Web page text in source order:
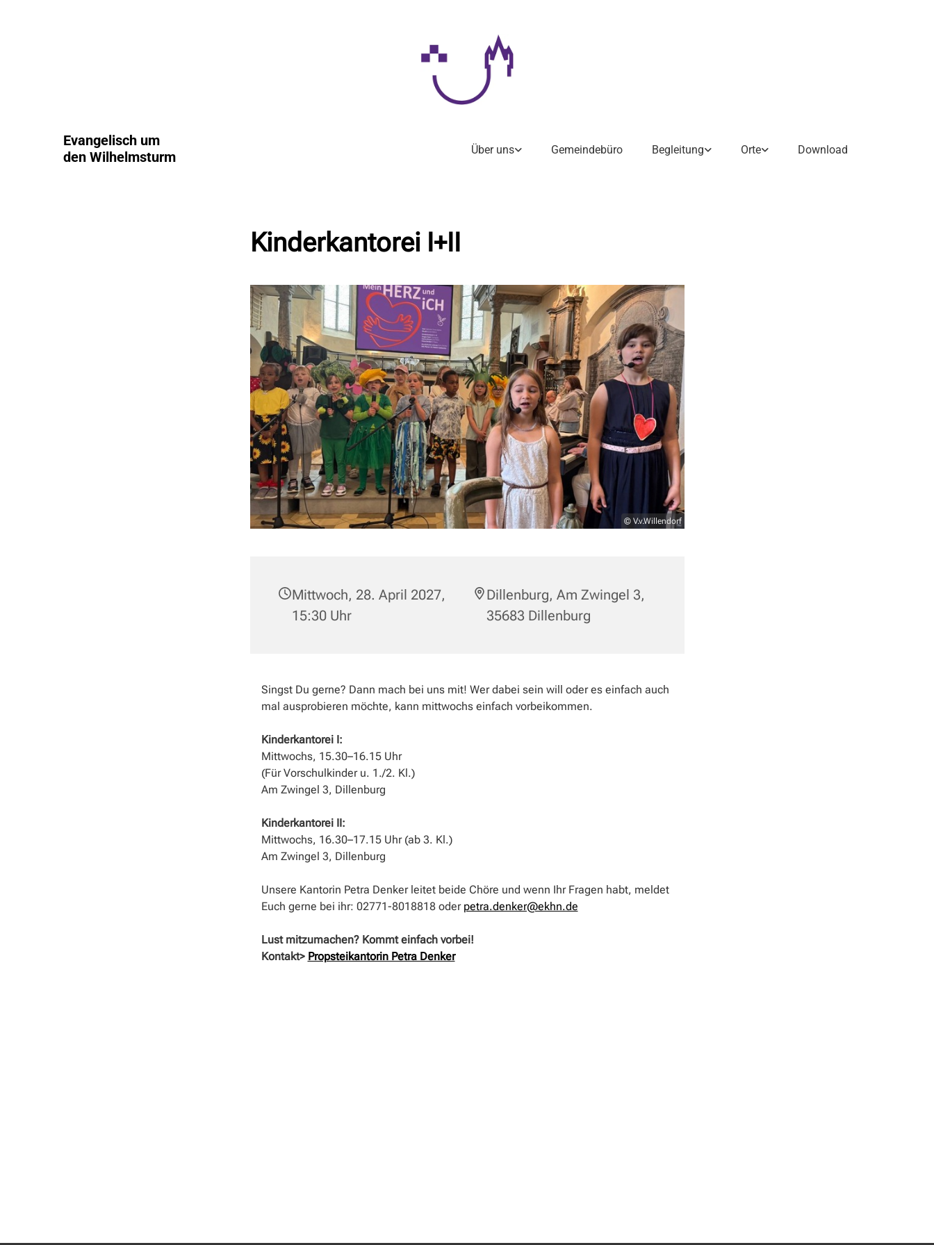
Evangelisch um
den Wilhelmsturm
Über uns Gemeindebüro Begleitung Orte Download
Kinderkantorei I+II
© V.v.Willendorf
Mittwoch, 28. April 2027,
15:30 Uhr
Dillenburg, Am Zwingel 3,
35683 Dillenburg
Singst Du gerne? Dann mach bei uns mit! Wer dabei sein will oder es einfach auch
mal ausprobieren möchte, kann mittwochs einfach vorbeikommen.
Kinderkantorei I:
Mittwochs, 15.30–16.15 Uhr
(Für Vorschulkinder u. 1./2. Kl.)
Am Zwingel 3, Dillenburg
Kinderkantorei II:
Mittwochs, 16.30–17.15 Uhr (ab 3. Kl.)
Am Zwingel 3, Dillenburg
Unsere Kantorin Petra Denker leitet beide Chöre und wenn Ihr Fragen habt, meldet
Euch gerne bei ihr: 02771-8018818 oder petra.denker@ekhn.de
Lust mitzumachen? Kommt einfach vorbei!
Kontakt> Propsteikantorin Petra Denker